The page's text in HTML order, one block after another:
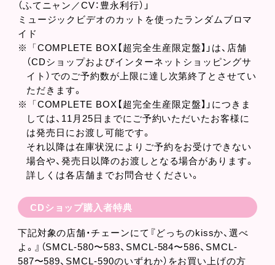
（ふてニャン／CV：豊永利行）」
ミュージックビデオのカットを使ったランダムブロマ
イド
※「COMPLETE BOX【超完全生産限定盤】」は、店舗
（CDショップおよびインターネットショッピングサ
イト）でのご予約数が上限に達し次第終了とさせてい
ただきます。
※「COMPLETE BOX【超完全生産限定盤】」につきま
しては、11月25日までにご予約いただいたお客様に
は発売日にお渡し可能です。
それ以降は在庫状況によりご予約をお受けできない
場合や、発売日以降のお渡しとなる場合があります。
詳しくは各店舗までお問合せください。
CDショップ購入者特典
下記対象の店舗・チェーンにて『どっちのkissか、選べ
よ。』（SMCL-580〜583、SMCL-584〜586、SMCL-
587〜589、SMCL-590のいずれか）をお買い上げの方